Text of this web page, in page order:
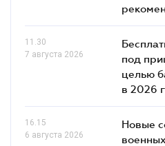
11.30
7 августа 2026
под
целью
в 2026
16.15
6 августа 2026
Новые